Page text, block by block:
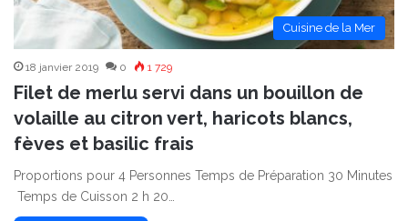
Cuisine de la Mer
18 janvier 2019 0 1 729
Filet de merlu servi dans un bouillon de
volaille au citron vert, haricots blancs,
fèves et basilic frais
Proportions pour 4 Personnes Temps de Préparation 30 Minutes
Temps de Cuisson 2 h 20…